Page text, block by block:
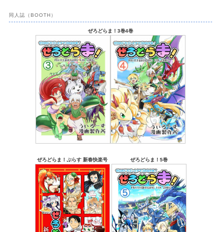
同人誌（BOOTH）
ぜろどらま！3巻4巻
ぜろどらま！ぷらす 新春快楽号 ぜろどらま！5巻